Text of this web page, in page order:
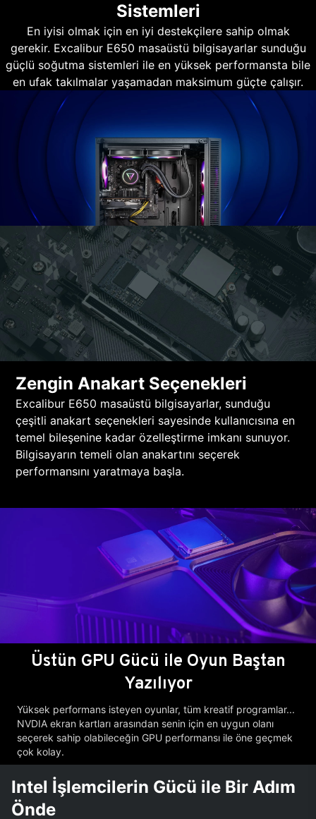
Sistemleri
En iyisi olmak için en iyi destekçilere sahip olmak
gerekir. Excalibur E650 masaüstü bilgisayarlar sunduğu
güçlü soğutma sistemleri ile en yüksek performansta bile
en ufak takılmalar yaşamadan maksimum güçte çalışır.
Zengin Anakart Seçenekleri
Excalibur E650 masaüstü bilgisayarlar, sunduğu
çeşitli anakart seçenekleri sayesinde kullanıcısına en
temel bileşenine kadar özelleştirme imkanı sunuyor.
Bilgisayarın temeli olan anakartını seçerek
performansını yaratmaya başla.
Üstün GPU Gücü ile Oyun Baştan
Yazılıyor
Yüksek performans isteyen oyunlar, tüm kreatif programlar...
NVDIA ekran kartları arasından senin için en uygun olanı
seçerek sahip olabileceğin GPU performansı ile öne geçmek
çok kolay.
Intel İşlemcilerin Gücü ile Bir Adım
Önde